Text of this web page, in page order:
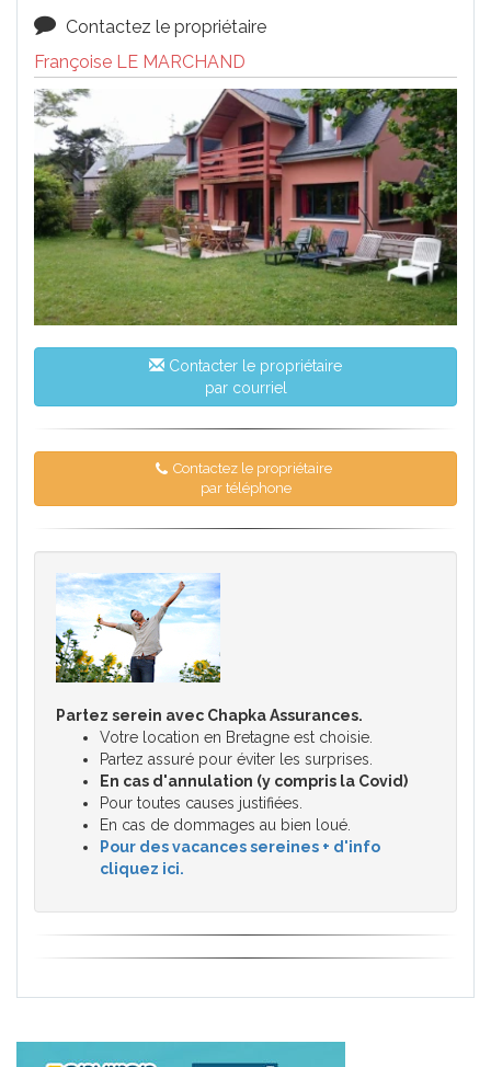
Contactez le propriétaire
Françoise LE MARCHAND
Contacter le propriétaire
par courriel
Contactez le propriétaire
par téléphone
Partez serein avec Chapka Assurances.
Votre location en Bretagne est choisie.
Partez assuré pour éviter les surprises.
En cas d'annulation (y compris la Covid)
Pour toutes causes justifiées.
En cas de dommages au bien loué.
Pour des vacances sereines + d'info
cliquez ici.